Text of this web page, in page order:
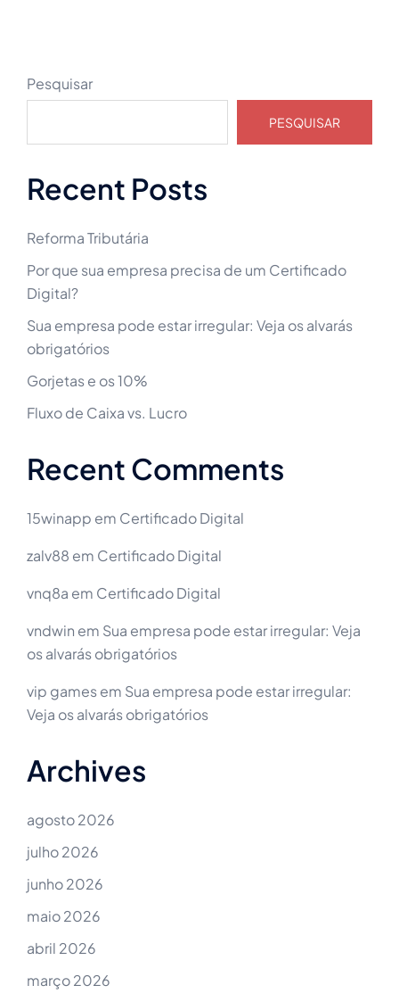
Pesquisar
PESQUISAR
Recent Posts
Reforma Tributária
Por que sua empresa precisa de um Certificado
Digital?
Sua empresa pode estar irregular: Veja os alvarás
obrigatórios
Gorjetas e os 10%
Fluxo de Caixa vs. Lucro
Recent Comments
15winapp em Certificado Digital
zalv88 em Certificado Digital
vnq8a em Certificado Digital
vndwin em Sua empresa pode estar irregular: Veja
os alvarás obrigatórios
vip gamesem Sua empresa pode estar irregular:
Veja os alvarás obrigatórios
Archives
agosto 2026
julho 2026
junho 2026
maio 2026
abril 2026
março 2026